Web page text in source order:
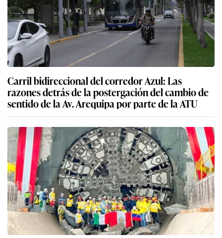
Carril bidireccional del corredor Azul: Las
razones detrás de la postergación del cambio de
sentido de la Av. Arequipa por parte de la ATU